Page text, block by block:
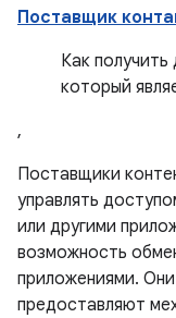
Поставщик
Как
который
,
Поставщики
управлять
или другими
возможность
приложениями.
предоставляют